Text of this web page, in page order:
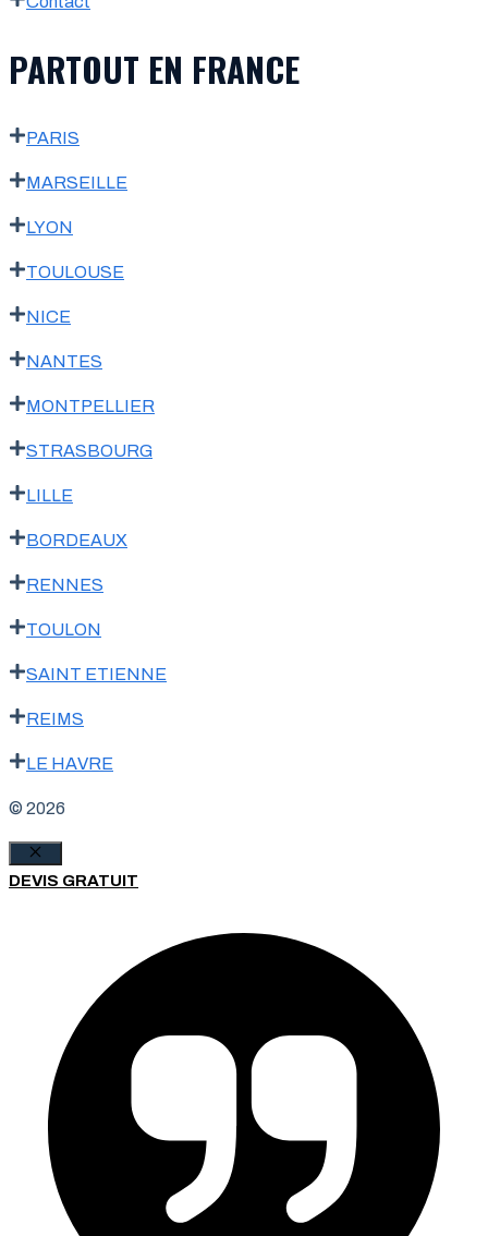
PARTOUT EN FRANCE
PARIS
MARSEILLE
LYON
TOULOUSE
NICE
NANTES
MONTPELLIER
STRASBOURG
LILLE
BORDEAUX
RENNES
TOULON
SAINT ETIENNE
REIMS
LE HAVRE
© 2026
Fermer
DEVIS GRATUIT